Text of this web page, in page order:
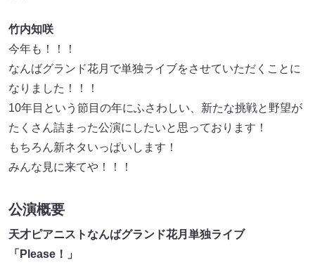
竹内知咲
今年も！！！
なんばグランド花月で単独ライブをさせていただくことに
なりました！！！
10年目という節目の年にふさわしい、新たな挑戦と野望が
たくさん詰まった公演にしたいと思っております！
もちろん新ネタいっぱいします！
みんな見に来てや！！！
公演概要
天才ピアニストなんばグランド花月単独ライブ
「Please！」